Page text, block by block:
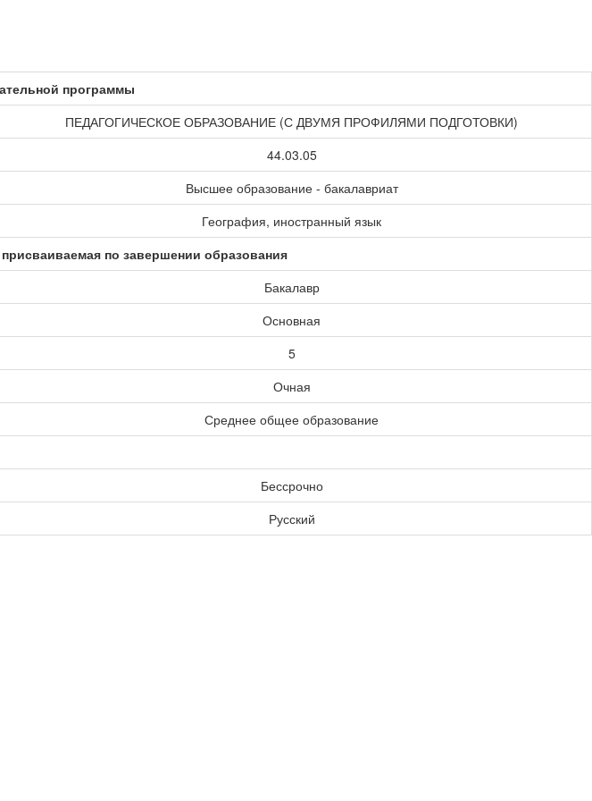
программы
ПЕДАГОГИЧЕСКОЕ ОБРАЗОВАНИЕ (С ДВУМЯ ПРОФИЛЯМИ ПОДГОТОВКИ)
44.03.05
Высшее образование - бакалавриат
География, иностранный язык
по завершении образования
Бакалавр
Основная
5
Очная
Среднее общее образование
Бессрочно
Русский